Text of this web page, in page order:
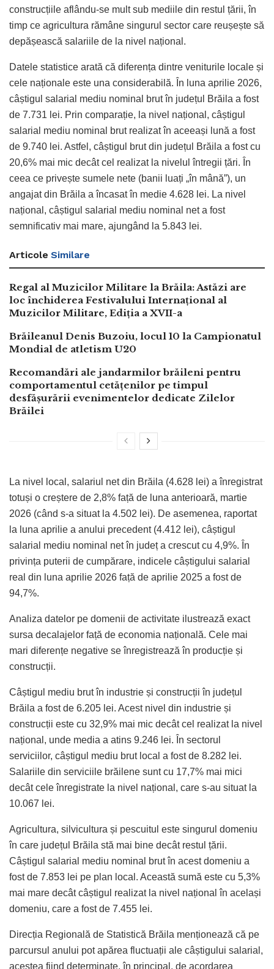
construcțiile aflându-se mult sub mediile din restul țării, în
timp ce agricultura rămâne singurul sector care reușește să
depășească salariile de la nivel național.
Datele statistice arată că diferența dintre veniturile locale și
cele naționale este una considerabilă. În luna aprilie 2026,
câștigul salarial mediu nominal brut în județul Brăila a fost
de 7.731 lei. Prin comparație, la nivel național, câștigul
salarial mediu nominal brut realizat în aceeași lună a fost
de 9.740 lei. Astfel, câștigul brut din județul Brăila a fost cu
20,6% mai mic decât cel realizat la nivelul întregii țări. În
ceea ce privește sumele nete (banii luați „în mână”), un
angajat din Brăila a încasat în medie 4.628 lei. La nivel
național, câștigul salarial mediu nominal net a fost
semnificativ mai mare, ajungând la 5.843 lei.
Articole Similare
Regal al Muzicilor Militare la Brăila: Astăzi are
loc închiderea Festivalului Internațional al
Muzicilor Militare, Ediția a XVII-a
Brăileanul Denis Buzoiu, locul 10 la Campionatul
Mondial de atletism U20
Recomandări ale jandarmilor brăileni pentru
comportamentul cetățenilor pe timpul
desfășurării evenimentelor dedicate Zilelor
Brăilei
La nivel local, salariul net din Brăila (4.628 lei) a înregistrat
totuși o creștere de 2,8% față de luna anterioară, martie
2026 (când s-a situat la 4.502 lei). De asemenea, raportat
la luna aprilie a anului precedent (4.412 lei), câștigul
salarial mediu nominal net în județ a crescut cu 4,9%. În
privința puterii de cumpărare, indicele câștigului salarial
real din luna aprilie 2026 față de aprilie 2025 a fost de
94,7%.
Analiza datelor pe domenii de activitate ilustrează exact
sursa decalajelor față de economia națională. Cele mai
mari diferențe negative se înregistrează în producție și
construcții.
Câștigul mediu brut în industrie și construcții în județul
Brăila a fost de 6.205 lei. Acest nivel din industrie și
construcții este cu 32,9% mai mic decât cel realizat la nivel
național, unde media a atins 9.246 lei. În sectorul
serviciilor, câștigul mediu brut local a fost de 8.282 lei.
Salariile din serviciile brăilene sunt cu 17,7% mai mici
decât cele înregistrate la nivel național, care s-au situat la
10.067 lei.
Agricultura, silvicultura și pescuitul este singurul domeniu
în care județul Brăila stă mai bine decât restul țării.
Câștigul salarial mediu nominal brut în acest domeniu a
fost de 7.853 lei pe plan local. Această sumă este cu 5,3%
mai mare decât câștigul realizat la nivel național în același
domeniu, care a fost de 7.455 lei.
Direcția Regională de Statistică Brăila menționează că pe
parcursul anului pot apărea fluctuații ale câștigului salarial,
acestea fiind determinate, în principal, de acordarea